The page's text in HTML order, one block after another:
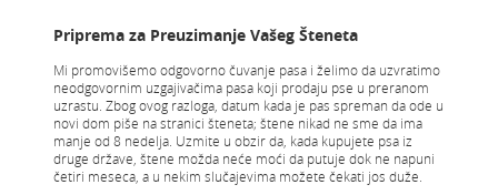
Priprema za Preuzimanje Vašeg Šteneta
Mi promovišemo odgovorno čuvanje pasa i želimo da uzvratimo
neodgovornim uzgajivačima pasa koji prodaju pse u preranom
uzrastu. Zbog ovog razloga, datum kada je pas spreman da ode u
novi dom piše na stranici šteneta; štene nikad ne sme da ima
manje od 8 nedelja. Uzmite u obzir da, kada kupujete psa iz
druge države, štene možda neće moći da putuje dok ne napuni
četiri meseca, a u nekim slučajevima možete čekati jos duže.